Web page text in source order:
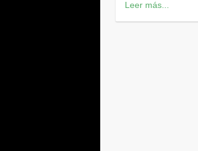
Leer más...